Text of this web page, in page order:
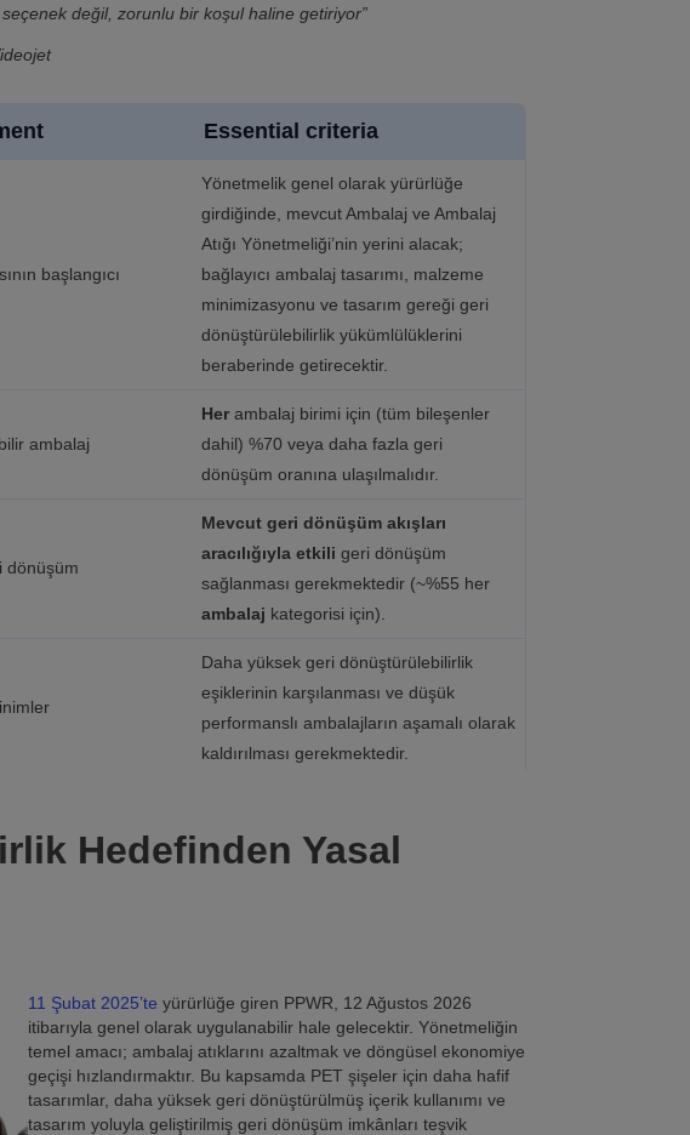
değil, zorunlu bir koşul haline getiriyor”
Essential criteria
başlangıcı
Yönetmelik genel olarak yürürlüğe
girdiğinde, mevcut Ambalaj ve Ambalaj
Atığı Yönetmeliği’nin yerini alacak;
bağlayıcı ambalaj tasarımı, malzeme
minimizasyonu ve tasarım gereği geri
dönüştürülebilirlik yükümlülüklerini
beraberinde getirecektir.
ambalaj
Her ambalaj birimi için (tüm bileşenler
dahil) %70 veya daha fazla geri
dönüşüm oranına ulaşılmalıdır.
dönüşüm
Mevcut geri dönüşüm akışları
aracılığıyla etkili geri dönüşüm
sağlanması gerekmektedir (~%55 her
ambalaj kategorisi için).
Daha yüksek geri dönüştürülebilirlik
eşiklerinin karşılanması ve düşük
performanslı ambalajların aşamalı olarak
kaldırılması gerekmektedir.
Hedefinden Yasal
11 Şubat 2025’te yürürlüğe giren PPWR, 12 Ağustos 2026
itibarıyla genel olarak uygulanabilir hale gelecektir. Yönetmeliğin
temel amacı; ambalaj atıklarını azaltmak ve döngüsel ekonomiye
geçişi hızlandırmaktır. Bu kapsamda PET şişeler için daha hafif
tasarımlar, daha yüksek geri dönüştürülmüş içerik kullanımı ve
tasarım yoluyla geliştirilmiş geri dönüşüm imkânları teşvik